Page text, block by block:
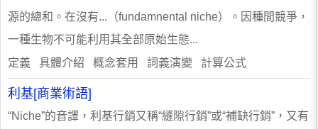
源的總和。在沒有...（fundamnental niche）。因種間競爭，
一種生物不可能利用其全部原始生態...
定義 具體介紹 概念套用 詞義演變 計算公式
利基[商業術語]
“Niche”的音譯，利基行銷又稱“縫隙行銷”或“補缺行銷”，又有